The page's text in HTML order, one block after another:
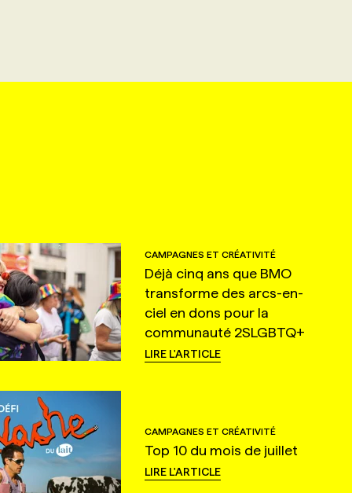
CAMPAGNES ET CRÉATIVITÉ
Déjà cinq ans que BMO
transforme des arcs-en-
ciel en dons pour la
communauté 2SLGBTQ+
LIRE L'ARTICLE
CAMPAGNES ET CRÉATIVITÉ
Top 10 du mois de juillet
LIRE L'ARTICLE